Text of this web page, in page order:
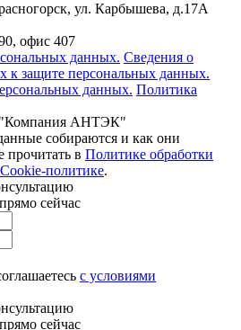
ул. Карбышева, д.17А
офис 407
данных. Сведения о
к защите персональных данных.
данных. Политика
АНТЭК"
собираются и как они
прочитать в Политике обработки
Cookie-политике.
сейчас
с условиями
сейчас